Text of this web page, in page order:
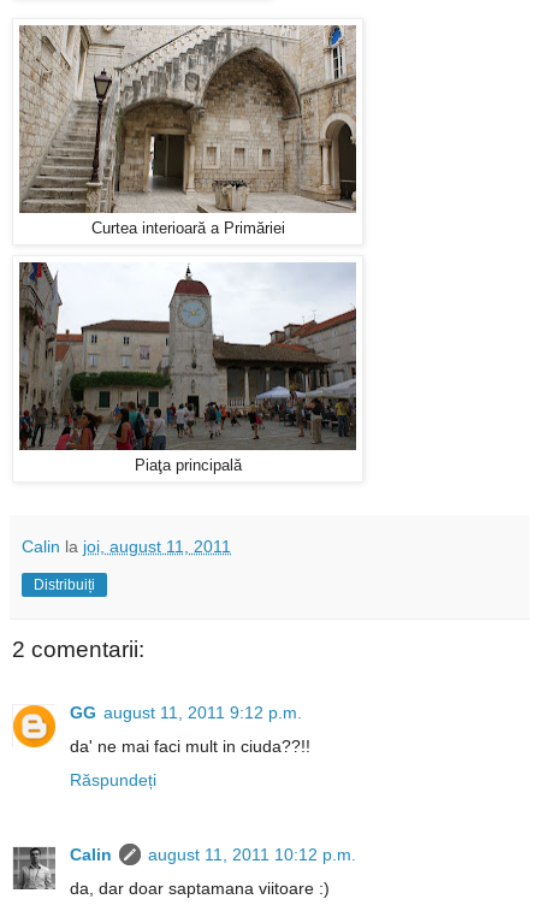
Curtea interioară a Primăriei
Piaţa principală
Calin la joi, august 11, 2011
Distribuiți
2 comentarii:
GG august 11, 2011 9:12 p.m.
da' ne mai faci mult in ciuda??!!
Răspundeți
Calin
august 11, 2011 10:12 p.m.
da, dar doar saptamana viitoare :)